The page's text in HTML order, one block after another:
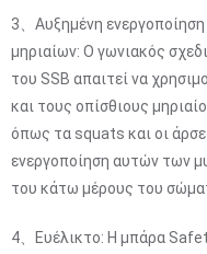
3、Αυξημένη
μηριαίων: Ο γωνιακός
του SSB απαιτεί να
και τους οπίσθιους
όπως τα squats και οι
ενεργοποίηση αυτών των
του κάτω μέρους του
4、Ευέλικτο: Η μπάρα